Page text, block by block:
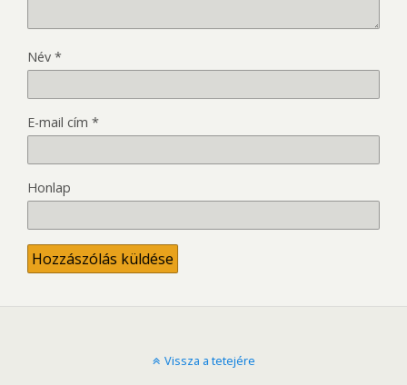
Név *
E-mail cím *
Honlap
Vissza a tetejére